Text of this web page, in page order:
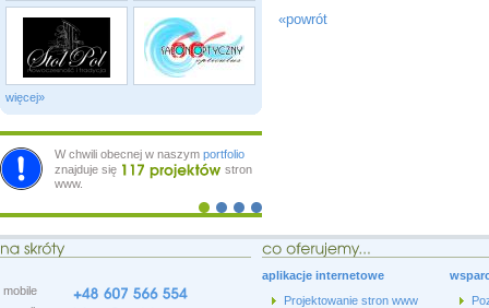
więcej»
W chwili obecnej w naszym portfolio
znajduje się
stron
www.
«powrót
mobile
aplikacje internetowe
Projektowanie stron www